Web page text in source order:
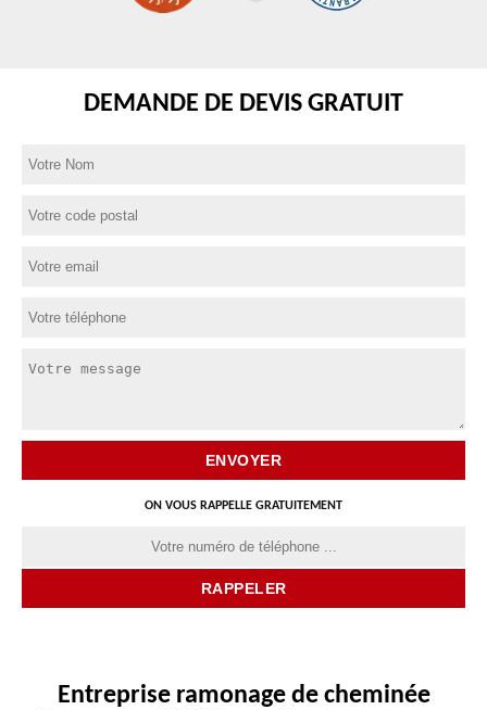
DEMANDE DE DEVIS GRATUIT
ON VOUS RAPPELLE GRATUITEMENT
Entreprise ramonage de cheminée